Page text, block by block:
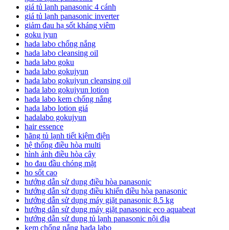
giá tủ lạnh panasonic 4 cánh
giá tủ lạnh panasonic inverter
giảm đau hạ sốt kháng viêm
goku jyun
hada labo chống nắng
hada labo cleansing oil
hada labo goku
hada labo gokujyun
hada labo gokujyun cleansing oil
hada labo gokujyun lotion
hada labo kem chống nắng
hada labo lotion giá
hadalabo gokujyun
hair essence
hãng tủ lạnh tiết kiệm điện
hệ thống điều hòa multi
hình ảnh điều hòa cây
ho đau đầu chóng mặt
ho sốt cao
hướng dẫn sử dụng điều hòa panasonic
hướng dẫn sử dụng điều khiển điều hòa panasonic
hướng dẫn sử dụng máy giặt panasonic 8.5 kg
hướng dẫn sử dụng máy giặt panasonic eco aquabeat
hướng dẫn sử dụng tủ lạnh panasonic nội địa
kem chống nắng hada labo